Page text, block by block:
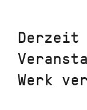
Derzeit
Werk